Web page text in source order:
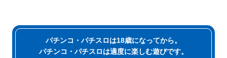
パチンコ・パチスロは18歳になってから。
パチンコ・パチスロは適度に楽しむ遊びです。